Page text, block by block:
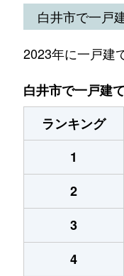
白井市で一戸
2023年に一戸建
白井市で一戸建
ランキング
1
2
3
4